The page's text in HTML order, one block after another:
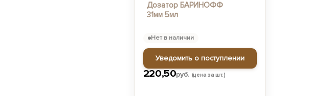
Дозатор БАРИНОФФ
31мм 5мл
220,50руб. (цена за шт.)
Нет в наличии
Уведомить о поступлении